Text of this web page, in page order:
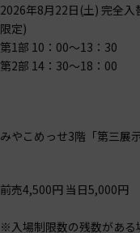
2026年8月22日(土) 完全入
限定)
第1部 10：00～13：30
第2部 14：30～18：00
みやこめっせ3階「第三展示
前売4,500円 当日5,000円
※入場制限数の残数がある